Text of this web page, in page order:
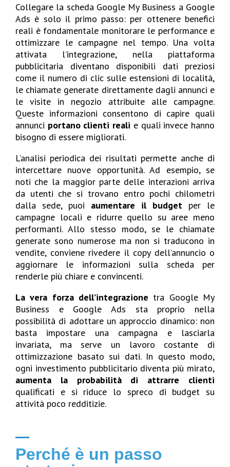
Collegare la scheda Google My Business a Google
Ads è solo il primo passo: per ottenere benefici
reali è fondamentale monitorare le performance e
ottimizzare le campagne nel tempo. Una volta
attivata l’integrazione, nella piattaforma
pubblicitaria diventano disponibili dati preziosi
come il numero di clic sulle estensioni di località,
le chiamate generate direttamente dagli annunci e
le visite in negozio attribuite alle campagne.
Queste informazioni consentono di capire quali
annunci portano clienti reali e quali invece hanno
bisogno di essere migliorati.
L’analisi periodica dei risultati permette anche di
intercettare nuove opportunità. Ad esempio, se
noti che la maggior parte delle interazioni arriva
da utenti che si trovano entro pochi chilometri
dalla sede, puoi aumentare il budget per le
campagne locali e ridurre quello su aree meno
performanti. Allo stesso modo, se le chiamate
generate sono numerose ma non si traducono in
vendite, conviene rivedere il copy dell’annuncio o
aggiornare le informazioni sulla scheda per
renderle più chiare e convincenti.
La vera forza dell’integrazione tra Google My
Business e Google Ads sta proprio nella
possibilità di adottare un approccio dinamico: non
basta impostare una campagna e lasciarla
invariata, ma serve un lavoro costante di
ottimizzazione basato sui dati. In questo modo,
ogni investimento pubblicitario diventa più mirato,
aumenta la probabilità di attrarre clienti
qualificati e si riduce lo spreco di budget su
attività poco redditizie.
Perché è un passo